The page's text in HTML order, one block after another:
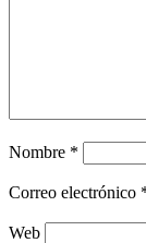
Nombre *
Correo electrónico
Web